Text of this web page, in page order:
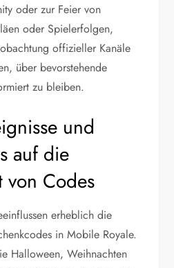
oder zur Feier von
oder Spielerfolgen,
offizieller Kanäle
über bevorstehende
zu bleiben.
und
auf die
von Codes
erheblich die
in Mobile Royale.
Halloween, Weihnachten